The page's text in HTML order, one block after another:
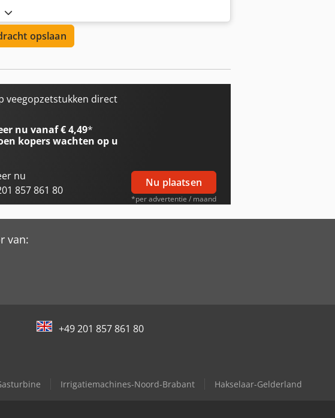
opslaan
veegopzetstukken direct
nu vanaf € 4,49*
koperswachten op u
nu
857 861 80
Nu plaatsen
*per advertentie / maand
van:
+49 201 857 861 80
Irrigatiemachines-Noord-Brabant Hakselaar-Gelderland